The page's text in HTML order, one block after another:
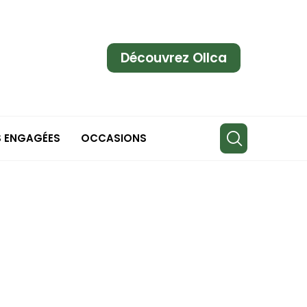
Découvrez Ollca
ENGAGÉES OCCASIONS